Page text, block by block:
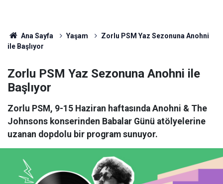
Ana Sayfa Yaşam
Zorlu PSM Yaz Sezonuna Anohni
ile Başlıyor
Zorlu PSM Yaz Sezonuna Anohni ile
Başlıyor
Zorlu PSM, 9-15 Haziran haftasında Anohni & The
Johnsons konserinden Babalar Günü atölyelerine
uzanan dopdolu bir program sunuyor.